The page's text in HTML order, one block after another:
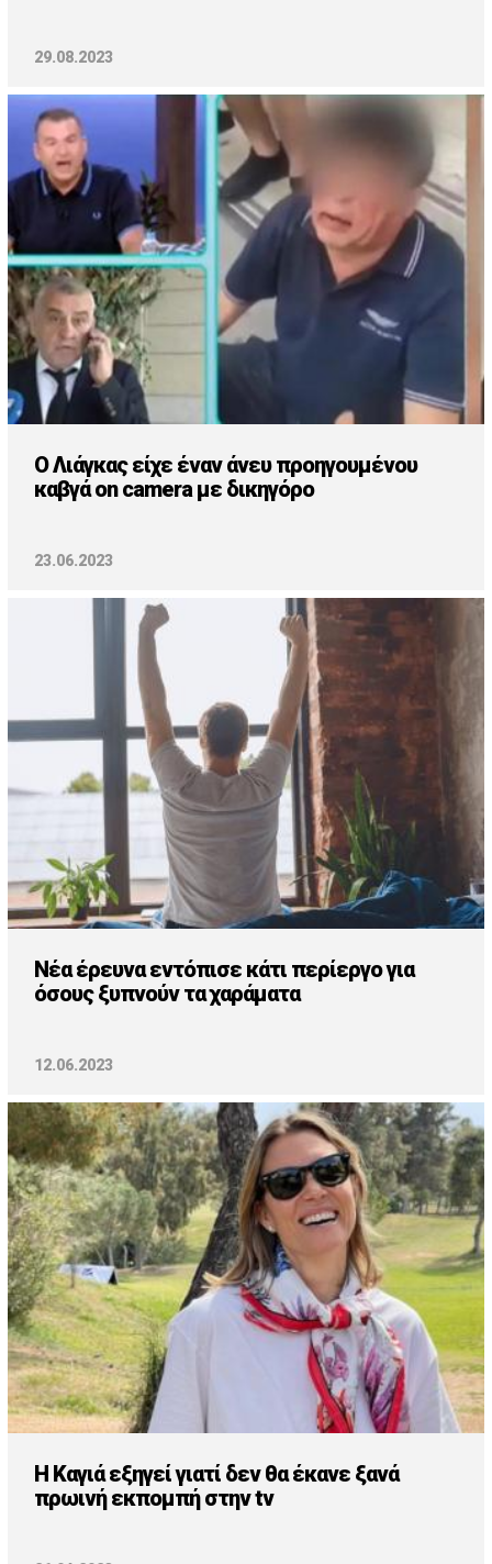
29.08.2023
O Λιάγκας είχε έναν άνευ προηγουμένου
καβγά on camera με δικηγόρο
23.06.2023
Νέα έρευνα εντόπισε κάτι περίεργο για
όσους ξυπνούν τα χαράματα
12.06.2023
Η Καγιά εξηγεί γιατί δεν θα έκανε ξανά
πρωινή εκπομπή στην tv